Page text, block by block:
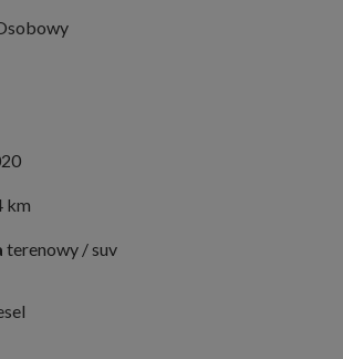
km
terenowy / suv